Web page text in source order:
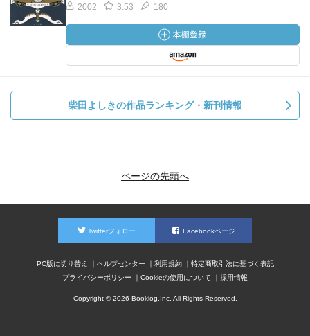
2002 3.53 180
柴田よしきの作品ランキング・新刊情報
ページの先頭へ
Twitterフォロー Facebookページ
PC版に切り替え ヘルプセンター 利用規約
特定商取引法に基づく表記
プライバシーポリシー
Cookieの使用について 採用情報
Copyright © 2026 Booklog,Inc. All Rights Reserved.